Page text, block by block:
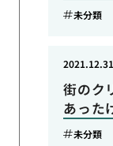
未分類
街のク
あった
2021.12.31
未分類